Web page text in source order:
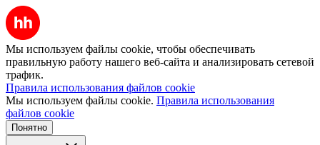
Мы используем файлы cookie, чтобы обеспечивать
правильную работу нашего веб-сайта и анализировать сетевой
трафик.
Правила использования файлов cookie
Мы используем файлы cookie. Правила использования
файлов cookie
Понятно